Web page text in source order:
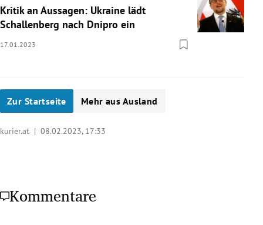
Kritik an Aussagen: Ukraine lädt
Schallenberg nach Dnipro ein
17.01.2023
Zur Startseite Mehr aus Ausland
kurier.at | 08.02.2023, 17:33
Kommentare